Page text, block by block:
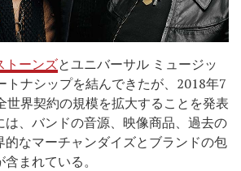
トーンズとユニバーサル ミュージッ
トナシップを結んできたが、2018年7
世界契約の規模を拡大することを発表
は、バンドの音源、映像商品、過去の
的なマーチャンダイズとブランドの包
まれている。